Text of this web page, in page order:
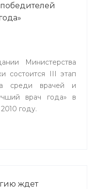
Министерства
состоится III этап
среди врачей и
врач года» в
году.
ждет